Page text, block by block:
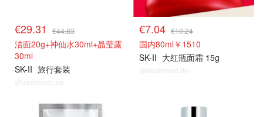
€29.31 €44.83
洁面20g+神仙水30ml+晶莹露
30ml
SK-II 旅行套装
@dealmoon.de
€7.04 €10.24
国内80ml￥1510
SK-II 大红瓶面霜 15g
@dealmoon.de